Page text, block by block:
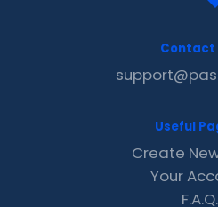
Contact
Useful
Create
Your
F.A.Q.